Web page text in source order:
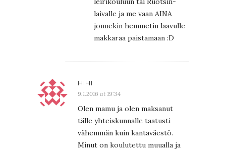
laivalle ja me vaan AINA
jonnekin hemmetin laavulle
makkaraa paistamaan :D
HIHI
9.1.2016 at 19:34
Olen mamu ja olen maksanut
tälle yhteiskunnalle taatusti
vähemmän kuin kantaväestö.
Minut on koulutettu muualla ja